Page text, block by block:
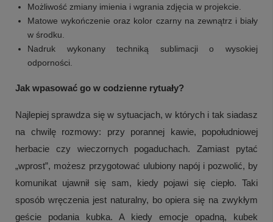
Możliwość zmiany imienia i wgrania zdjęcia w projekcie.
Matowe wykończenie oraz kolor czarny na zewnątrz i biały
w środku.
Nadruk wykonany techniką sublimacji o wysokiej
odporności.
Jak wpasować go w codzienne rytuały?
Najlepiej sprawdza się w sytuacjach, w których i tak siadasz
na chwilę rozmowy: przy porannej kawie, popołudniowej
herbacie czy wieczornych pogaduchach. Zamiast pytać
„wprost”, możesz przygotować ulubiony napój i pozwolić, by
komunikat ujawnił się sam, kiedy pojawi się ciepło. Taki
sposób wręczenia jest naturalny, bo opiera się na zwykłym
geście podania kubka. A kiedy emocje opadną, kubek